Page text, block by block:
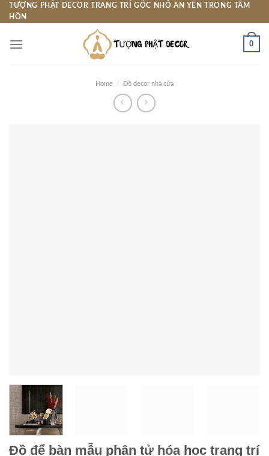
Skip
to
TƯỢNG PHẬT DECOR TRANG TRÍ GÓC NHỎ AN YÊN TRONG TÂM
HỒN
0
Home / Đồ decor nhà cửa
Đồ để bàn mẫu phân tử hóa học trang trí